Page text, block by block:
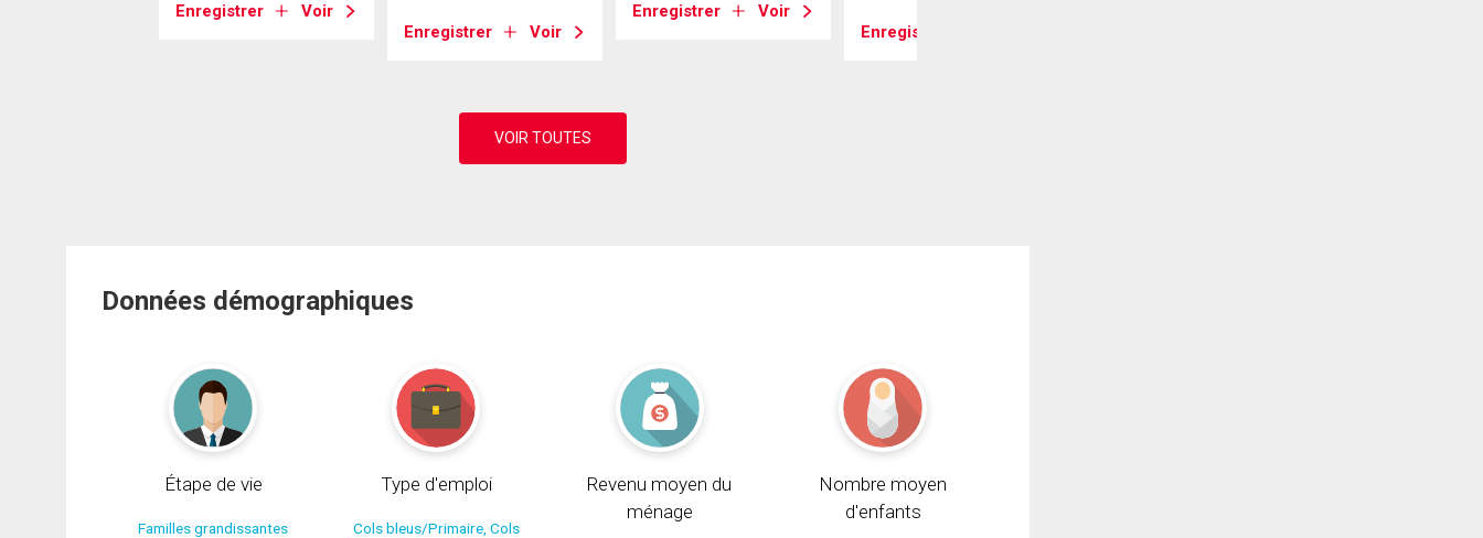
Enregistrer Voir
Enregistrer Voir
Enregistrer Voir
Enregistrer
Données démographiques
Étape de vie
Familles grandissantes
Type d'emploi
Cols bleus/Primaire, Cols
Revenu moyen du
ménage
Nombre moyen
d'enfants